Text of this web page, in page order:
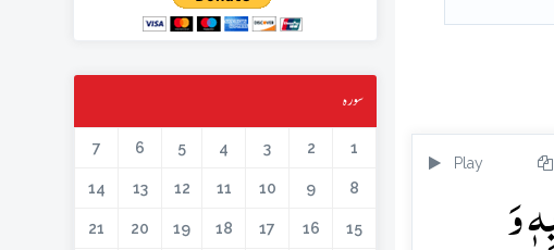
Play
وَ
سورہ
1
2
3
4
5
6
7
8
9
10
11
12
13
14
15
16
17
18
19
20
21